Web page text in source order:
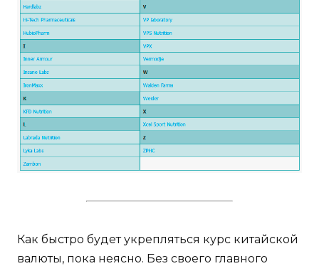
Как быстро будет укрепляться курс китайской
валюты, пока неясно. Без своего главного